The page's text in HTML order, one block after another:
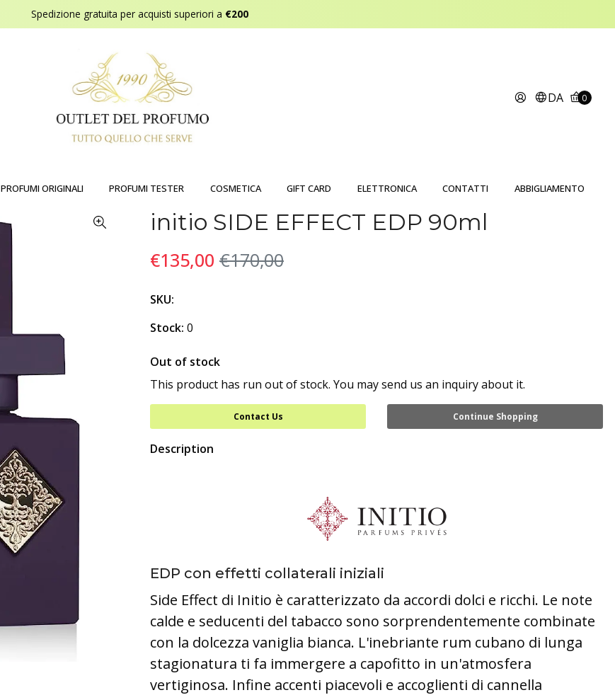
Spedizione gratuita per acquisti superiori a €200
DA 0
PROFUMI ORIGINALI PROFUMI TESTER COSMETICA GIFT CARD ELETTRONICA CONTATTI ABBIGLIAMENTO
initio SIDE EFFECT EDP 90ml
€135,00 €170,00
SKU:
Stock: 0
Out of stock
This product has run out of stock. You may send us an inquiry about it.
Contact Us Continue Shopping
Description
EDP ​​con effetti collaterali iniziali
Side Effect di Initio è caratterizzato da accordi dolci e ricchi. Le note
calde e seducenti del tabacco sono sorprendentemente combinate
con la dolcezza vaniglia bianca. L'inebriante rum cubano di lunga
stagionatura ti fa immergere a capofitto in un'atmosfera
vertiginosa. Infine accenti piacevoli e accoglienti di cannella